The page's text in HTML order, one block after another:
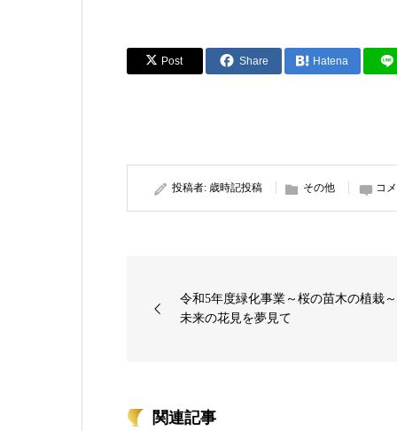
Post Share Hatena
投稿者: 歳時記投稿 その他 コ
令和5年度緑化事業～桜の苗木の植栽～
未来の花見を夢見て
関連記事